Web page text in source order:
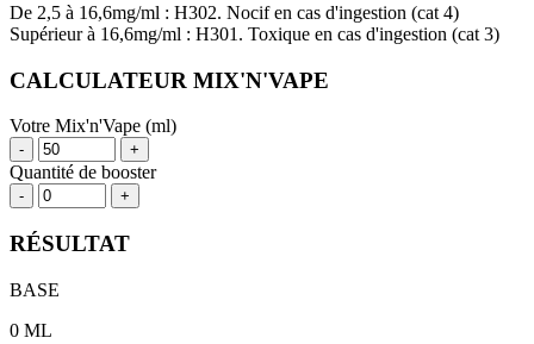
De 2,5 à 16,6mg/ml : H302. Nocif en cas d'ingestion (cat 4)
Supérieur à 16,6mg/ml : H301. Toxique en cas d'ingestion (cat 3)
CALCULATEUR MIX'N'VAPE
Votre Mix'n'Vape (ml)
- +
Quantité de booster
- +
RÉSULTAT
BASE
0 ML